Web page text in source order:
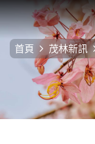
跳
到
主
首頁
茂林新訊